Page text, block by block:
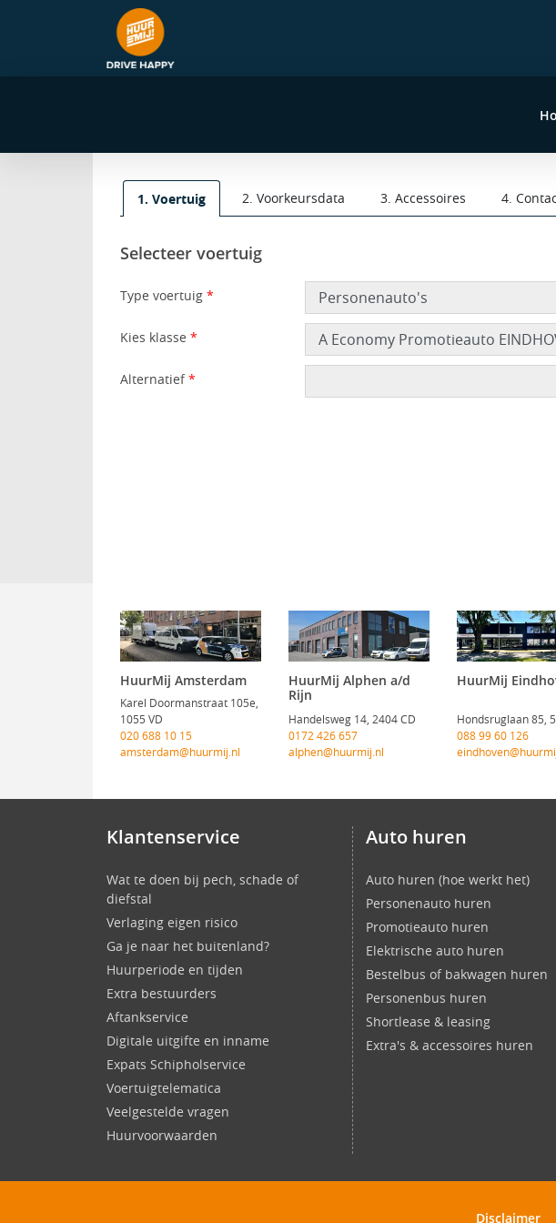
1. Voertuig 2. Voorkeursdata 3. Accessoires 4.
Selecteer voertuig
Type voertuig *
Kies klasse *
Alternatief*
HuurMij Amsterdam
Karel Doormanstraat 105e,
1055 VD
020 688 10 15
amsterdam@huurmij.nl
HuurMij Alphen a/d
Rijn
Handelsweg 14, 2404 CD
0172 426 657
alphen@huurmij.nl
HuurMij
Hondsruglaan 85,
088 99 60 126
Klantenservice
Wat te doen bij pech, schade of
diefstal
Verlaging eigen risico
Ga je naar het buitenland?
Huurperiode en tijden
Extra bestuurders
Aftankservice
Digitale uitgifte en inname
Expats Schipholservice
Voertuigtelematica
Veelgestelde vragen
Huurvoorwaarden
Auto huren
Auto huren (hoe werkt het)
Personenauto huren
Promotieauto huren
Elektrische auto huren
Bestelbus of bakwagen huren
Personenbus huren
Shortlease & leasing
Extra's & accessoires huren
Disclaimer